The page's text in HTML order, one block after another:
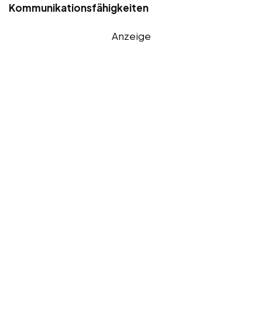
Kommunikationsfähigkeiten
Anzeige